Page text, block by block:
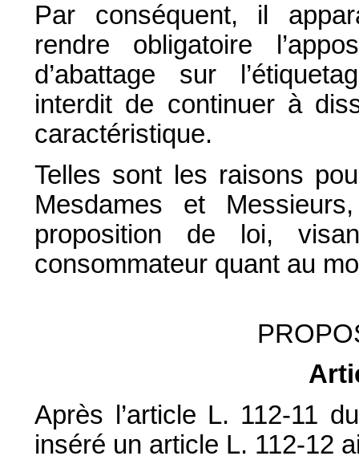
Par conséquent, il
rendre obligatoire
d’abattage sur
interdit de continuer à
caractéristique.
Telles sont les raisons
Mesdames et
proposition de loi,
consommateur quant au
Après l’article L. 112-11
inséré un article L. 112-12